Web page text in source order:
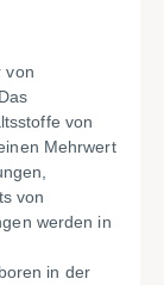
von
von
Mehrwert
von
werden in
in der